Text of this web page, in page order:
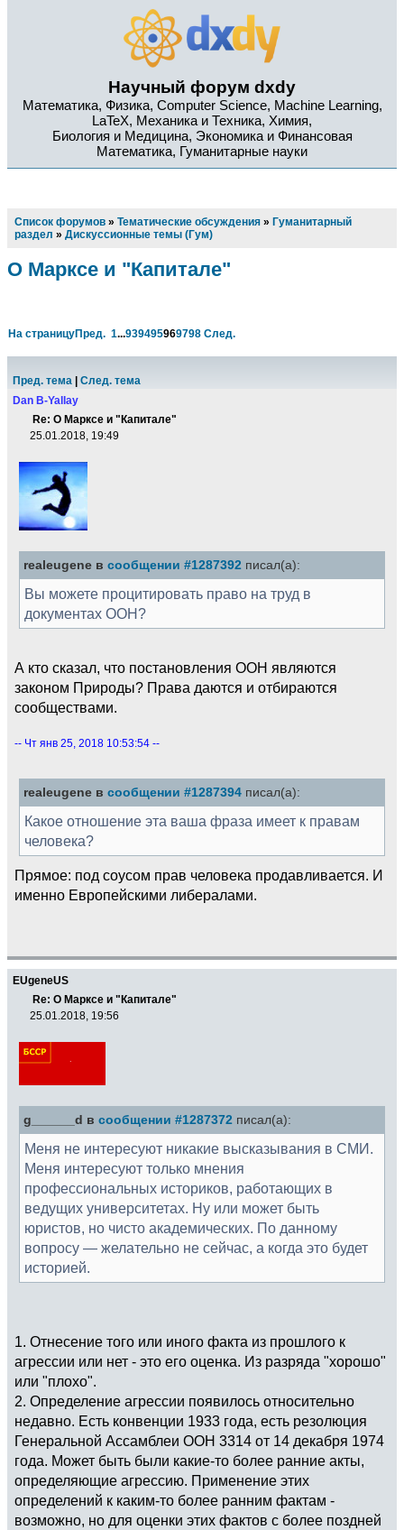
Научный форум dxdy
Математика, Физика, Computer Science, Machine Learning,
LaTeX, Механика и Техника, Химия,
Биология и Медицина, Экономика и Финансовая
Математика, Гуманитарные науки
Список форумов » Тематические обсуждения » Гуманитарный
раздел » Дискуссионные темы (Гум)
О Марксе и "Капитале"
На страницуПред. 1...939495969798 След.
Пред. тема
След. тема
Dan B-Yallay
Re: О Марксе и "Капитале"
25.01.2018, 19:49
realeugene в сообщении #1287392 писал(а):
Вы можете процитировать право на труд в
документах ООН?
А кто сказал, что постановления ООН являются
законом Природы? Права даются и отбираются
сообществами.
-- Чт янв 25, 2018 10:53:54 --
realeugene в сообщении #1287394 писал(а):
Какое отношение эта ваша фраза имеет к правам
человека?
Прямое: под соусом прав человека продавливается. И
именно Европейскими либералами.
EUgeneUS
Re: О Марксе и "Капитале"
25.01.2018, 19:56
g______d в сообщении #1287372 писал(а):
Меня не интересуют никакие высказывания в СМИ.
Меня интересуют только мнения
профессиональных историков, работающих в
ведущих университетах. Ну или может быть
юристов, но чисто академических. По данному
вопросу — желательно не сейчас, а когда это будет
историей.
1. Отнесение того или иного факта из прошлого к
агрессии или нет - это его оценка. Из разряда "хорошо"
или "плохо".
2. Определение агрессии появилось относительно
недавно. Есть конвенции 1933 года, есть резолюция
Генеральной Ассамблеи ООН 3314 от 14 декабря 1974
года. Может быть были какие-то более ранние акты,
определяющие агрессию. Применение этих
определений к каким-то более ранним фактам -
возможно, но для оценки этих фактов с более поздней